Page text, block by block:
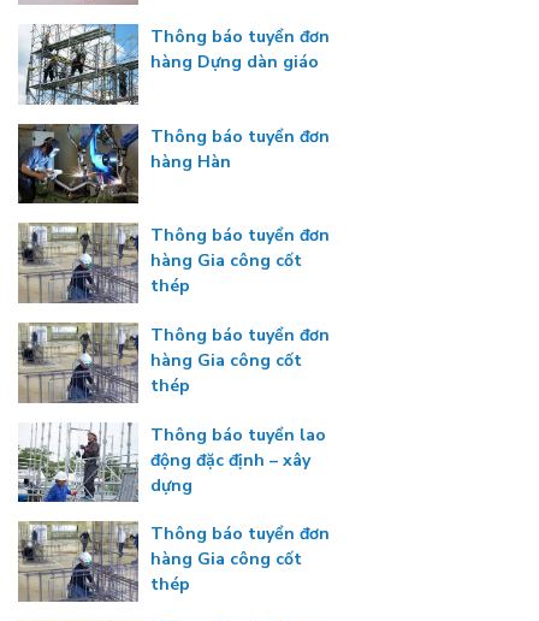
Thông báo tuyển đơn
hàng Dựng dàn giáo
Thông báo tuyển đơn
hàng Hàn
Thông báo tuyển đơn
hàng Gia công cốt
thép
Thông báo tuyển đơn
hàng Gia công cốt
thép
Thông báo tuyển lao
động đặc định – xây
dựng
Thông báo tuyển đơn
hàng Gia công cốt
thép